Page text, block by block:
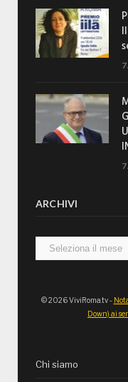
7
7
ARCHIVI
Archivi
© 2026 ViviRoma.tv -
Down) ai
Chi siamo